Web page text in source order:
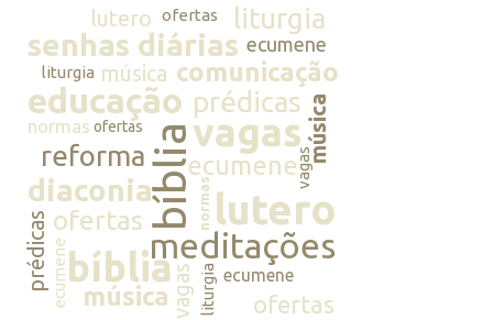
lutero ofertas liturgia
senhas diárias ecumene
liturgia música comunicação
educação prédicasmúsica
normas ofertasbíbliavagas
reforma
diaconia
ecumenevagas
prédicas ofertas normaslutero
meditações
ecumenebíblia
músicavagasliturgia ecumene
ofertas